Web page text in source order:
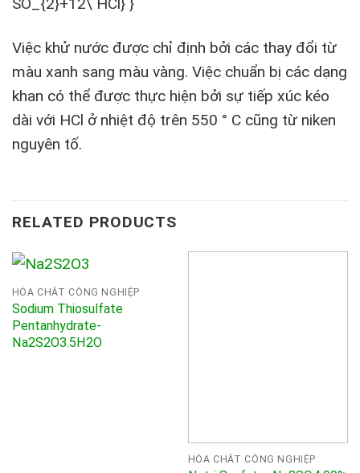
Việc khử nước được chỉ định bởi các thay đổi từ
màu xanh sang màu vàng. Việc chuẩn bị các dạng
khan có thể được thực hiện bởi sự tiếp xúc kéo
dài với HCl ở nhiệt độ trên 550 ° C cũng từ niken
nguyên tố.
RELATED PRODUCTS
HÓA CHẤT CÔNG NGHIỆP
Sodium Thiosulfate
Pentanhydrate-
Na2S2O3.5H2O
HÓA CHẤT CÔNG NGHIỆP